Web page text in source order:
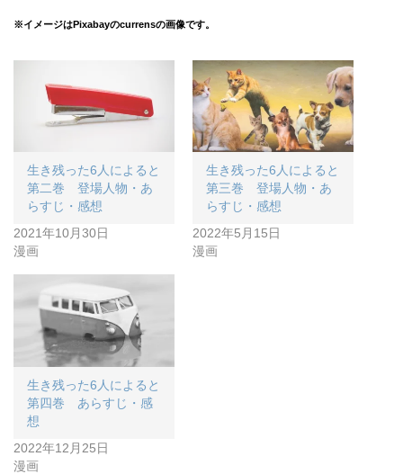
※イメージはPixabayのcurrensの画像です。
生き残った6人によると
第二巻 登場人物・あ
らすじ・感想
2021年10月30日
漫画
生き残った6人によると
第三巻 登場人物・あ
らすじ・感想
2022年5月15日
漫画
生き残った6人によると
第四巻 あらすじ・感
想
2022年12月25日
漫画